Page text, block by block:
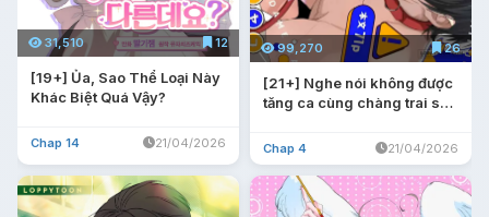
31,510 12
[19+] Ủa, Sao Thể Loại Này
Khác Biệt Quá Vậy?
Chap 14 21/04/2026
99,270 26
[21+] Nghe nói không được
tăng ca cùng chàng trai sói
Chap 4 21/04/2026